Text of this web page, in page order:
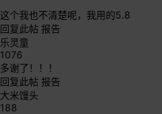
这个我也不清楚呢，我用的5.8
回复此帖 报告
乐灵童
1076
多谢了！！！
回复此帖 报告
大米馒头
188